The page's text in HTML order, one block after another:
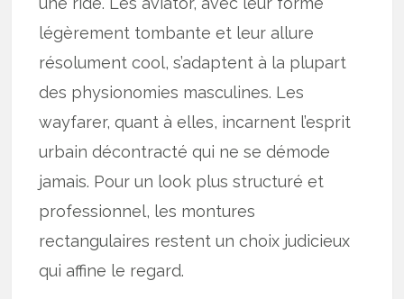
légèrement tombante et leur allure
résolument cool, s’adaptent à la plupart
des physionomies masculines. Les
wayfarer, quant à elles, incarnent l’esprit
urbain décontracté qui ne se démode
jamais. Pour un look plus structuré et
professionnel, les montures
rectangulaires restent un choix judicieux
qui affine le regard.